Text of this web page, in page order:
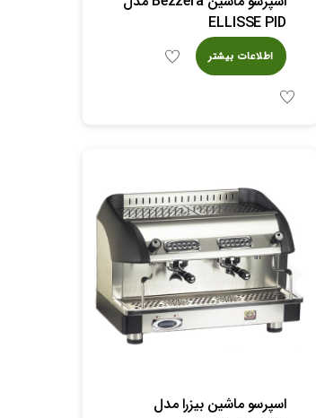
ELLISSE PID
اطلاعات بیشتر
اسپرسو ماشین بیزرا مدل